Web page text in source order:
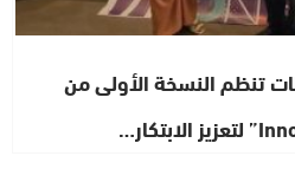
تنظم النسخة الأولى من